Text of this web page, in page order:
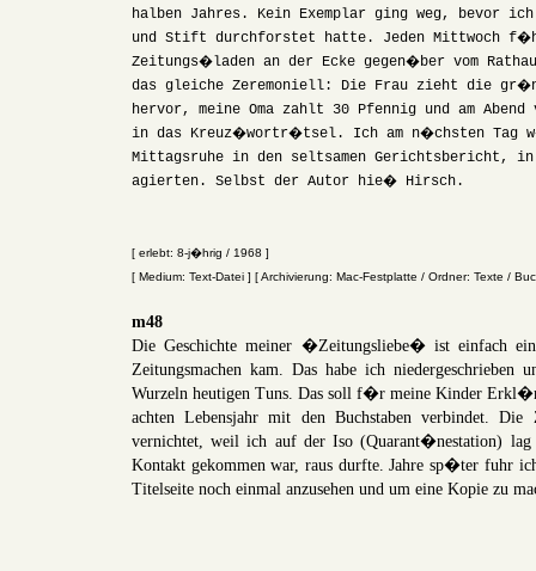
halben Jahres. Kein Exemplar ging weg, bevor
und Stift durchforstet hatte. Jeden Mittwoch
Zeitungs�laden an der Ecke gegen�ber vom
das gleiche Zeremoniell: Die Frau zieht die
hervor, meine Oma zahlt 30 Pfennig und am
in das Kreuz�wortr�tsel. Ich am n�chsten Tag
Mittagsruhe in den seltsamen Gerichtsbericht,
agierten. Selbst der Autor hie� Hirsch.
[ erlebt: 8-j�hrig / 1968 ]
[ Medium: Text-Datei ] [ Archivierung: Mac-Festplatte / Ordner: Texte /
m48
Die Geschichte meiner �Zeitungsliebe� ist einfach
Zeitungsmachen kam. Das habe ich niedergeschrieben
Wurzeln heutigen Tuns. Das soll f�r meine Kinder
achten Lebensjahr mit den Buchstaben verbindet. Die
vernichtet, weil ich auf der Iso (Quarant�nestation)
Kontakt gekommen war, raus durfte. Jahre sp�ter fuhr
Titelseite noch einmal anzusehen und um eine Kopie zu